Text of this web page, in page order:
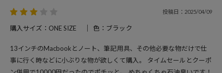
投稿日：2025/04/09
購入サイズ：ONE SIZE 色：ブラック
13インチのMacbookとノート、筆記用具、その他必要な物だけで仕
事に行く時などに小ぶりな物が欲しくて購入。 タイムセールとクーポ